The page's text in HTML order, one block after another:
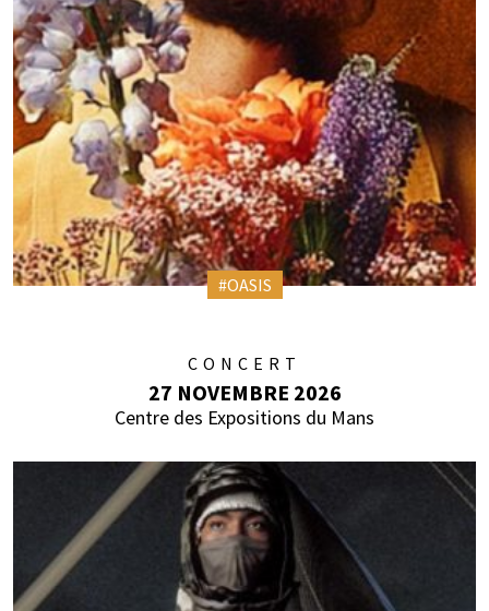
#OASIS
CONCERT
27 NOVEMBRE 2026
Centre des Expositions du Mans